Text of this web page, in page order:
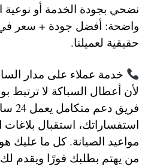
نضحي بجودة الخدمة أو نوعية
واضحة: أفضل جودة + سعر في
حقيقية لعميلنا.
خدمة عملاء على مدار
لأن أعطال السباكة لا
استفساراتك، استقبال بلاغات
مواعيد الصيانة. كل ما عليك
من يهتم بطلبك فورًا ويقدم لك